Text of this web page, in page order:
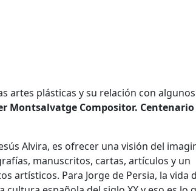
artes plásticas y su relación con algunos
Montsalvatge Compositor. Centenario
Alvira, es ofrecer una visión del
manuscritos, cartas, artículos y un
artísticos. Para Jorge de Persia, la vida